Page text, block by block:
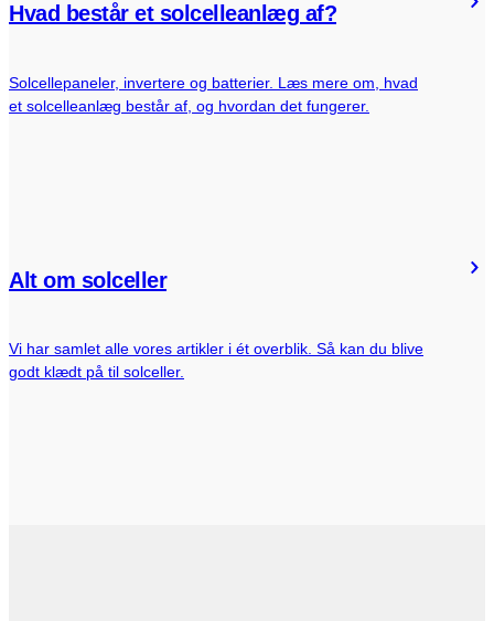
Hvad består et solcelleanlæg af?
Solcellepaneler, invertere og batterier. Læs mere om, hvad
et solcelleanlæg består af, og hvordan det fungerer.
Alt om solceller
Vi har samlet alle vores artikler i ét overblik. Så kan du blive
godt klædt på til solceller.